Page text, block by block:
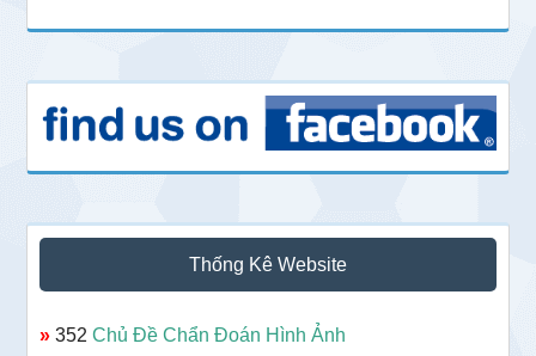
Thống Kê Website
» 352Chủ Đề Chẩn Đoán Hình Ảnh